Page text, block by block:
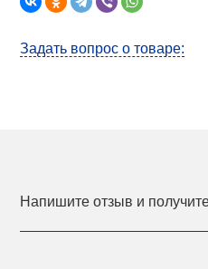
Задать вопрос о товаре:
Напишите отзыв и